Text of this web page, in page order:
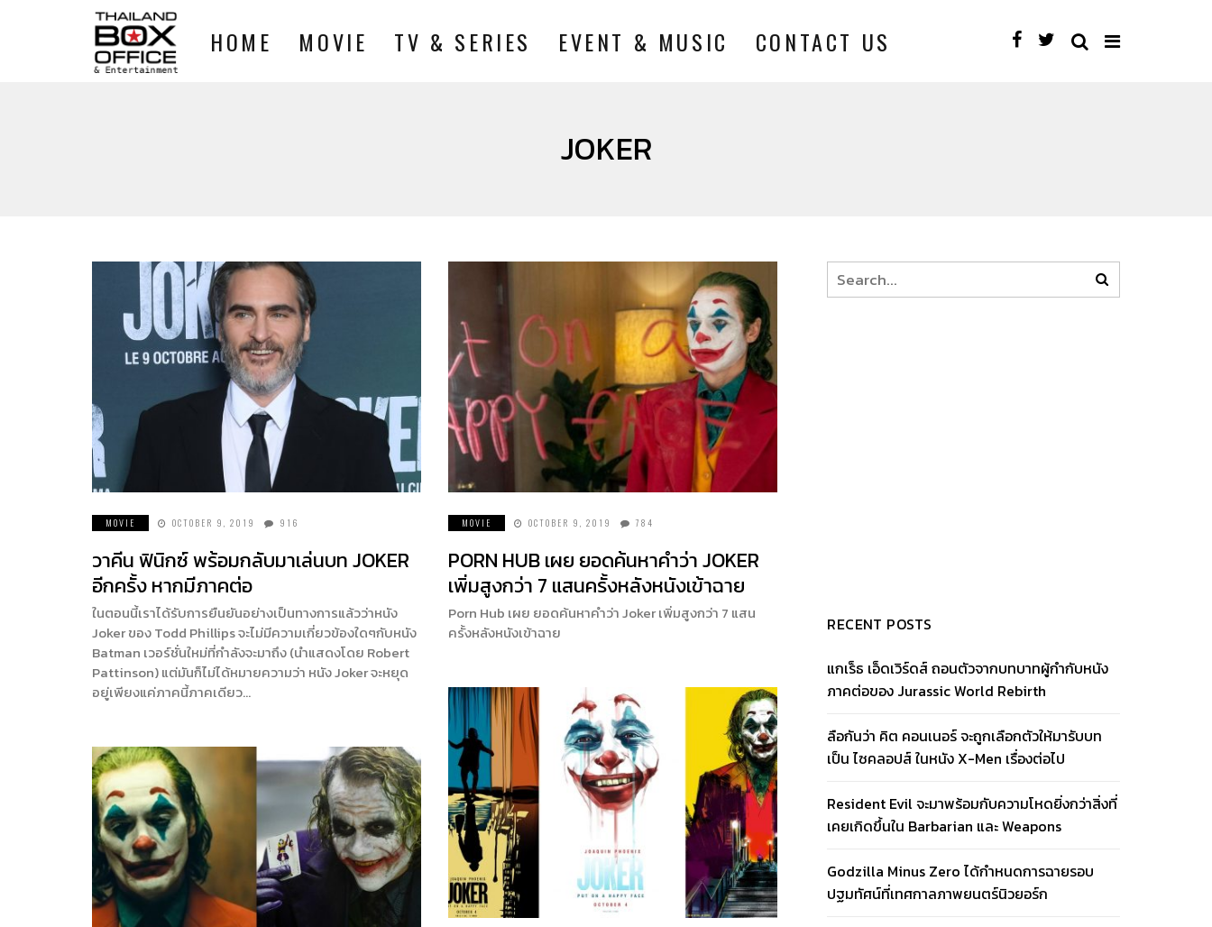
HOME MOVIE TV & SERIES EVENT & MUSIC CONTACT US
JOKER
MOVIE OCTOBER 9, 2019 916
วาคีน ฟินิกซ์ พร้อมกลับมาเล่นบท JOKER
อีกครั้ง หากมีภาคต่อ
ในตอนนี้เราได้รับการยืนยันอย่างเป็นทางการแล้วว่าหนัง
Joker ของ Todd Phillips จะไม่มีความเกี่ยวข้องใดๆกับหนัง
Batman เวอร์ชั่นใหม่ที่กำลังจะมาถึง (นำแสดงโดย Robert
Pattinson) แต่มันก็ไม่ได้หมายความว่า หนัง Joker จะหยุด
อยู่เพียงแค่ภาคนี้ภาคเดียว…
MOVIE OCTOBER 9, 2019 784
PORN HUB เผย ยอดค้นหาคำว่า JOKER
เพิ่มสูงกว่า 7 แสนครั้งหลังหนังเข้าฉาย
Porn Hub เผย ยอดค้นหาคำว่า Joker เพิ่มสูงกว่า 7 แสน
ครั้งหลังหนังเข้าฉาย
RECENT POSTS
แกเร็ธ เอ็ดเวิร์ดส์ ถอนตัวจากบทบาทผู้กำกับหนัง
ภาคต่อของ Jurassic World Rebirth
ลือกันว่า คิต คอนเนอร์ จะถูกเลือกตัวให้มารับบท
เป็น ไซคลอปส์ ในหนัง X-Men เรื่องต่อไป
Resident Evil จะมาพร้อมกับความโหดยิ่งกว่าสิ่งที่
เคยเกิดขึ้นใน Barbarian และ Weapons
Godzilla Minus Zero ได้กำหนดการฉายรอบ
ปฐมทัศน์ที่เทศกาลภาพยนตร์นิวยอร์ก